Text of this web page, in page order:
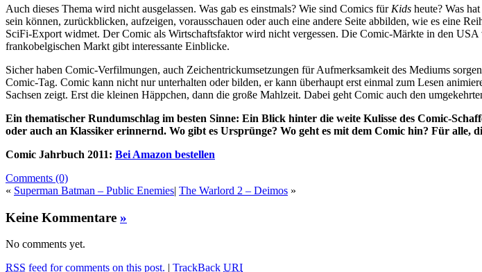
Auch dieses Thema wird nicht ausgelassen. Was gab es einstmals? Wie sind Comics für Kids heute? Was
sein können, zurückblicken, aufzeigen, vorausschauen oder auch eine andere Seite abbilden, wie es eine
SciFi-Export widmet. Der Comic als Wirtschaftsfaktor wird nicht vergessen. Die Comic-Märkte in den
frankobelgischen Markt gibt interessante Einblicke.
Sicher haben Comic-Verfilmungen, auch Zeichentrickumsetzungen für Aufmerksamkeit des Mediums
Comic-Tag. Comic kann nicht nur unterhalten oder bilden, er kann überhaupt erst einmal zum Lesen
Sachsen zeigt. Erst die kleinen Häppchen, dann die große Mahlzeit. Dabei geht Comic auch den
Ein thematischer Rundumschlag im besten Sinne: Ein Blick hinter die weite Kulisse des Comic-
oder auch an Klassiker erinnernd. Wo gibt es Ursprünge? Wo geht es mit dem Comic hin? Für alle,
Comic Jahrbuch 2011: Bei Amazon bestellen
Comments (0)
« Superman Batman – Public Enemies| The Warlord 2 – Deimos »
Keine Kommentare »
No comments yet.
RSS feed for comments on this post. | TrackBack URI